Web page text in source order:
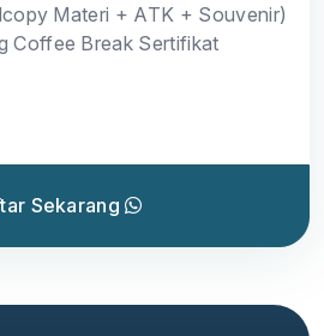
Materi + ATK + Souvenir)
Coffee Break Sertifikat
Sekarang